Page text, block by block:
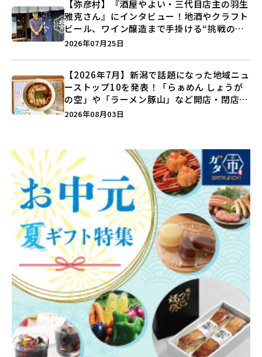
【弥彦村】『酒屋やよい・三代目店主の羽生
雅克さん』にインタビュー！地酒やクラフト
ビール、ワイン醸造まで手掛ける“挑戦の歴
史”に迫る♪
2026年07月25日
【2026年7月】新潟で話題になった地域ニュ
ーストップ10を発表！「らぁめん しょうが
の空」や「ラーメン豚山」など開店・閉店の
注目記事をランキングでご紹介♪
2026年08月03日